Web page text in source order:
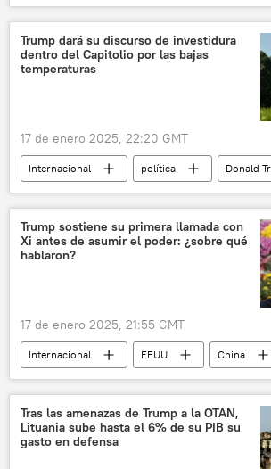
🛡️ Fuerzas Armadas
Mark Rutte
Trump dará su discurso de investidura
dentro del Capitolio por las bajas
temperaturas
17 de enero 2025, 22:20 GMT
Internacional política
Donald
Washington
EEUU Casa Blanca
Trump sostiene su primera llamada con
Xi antes de asumir el poder: ¿sobre qué
hablaron?
17 de enero 2025, 21:55 GMT
Internacional EEUU
China
Xi Jinping
Donald Trump
Taiwán
Tras las amenazas de Trump a la OTAN,
Lituania sube hasta el 6% de su PIB su
gasto en defensa